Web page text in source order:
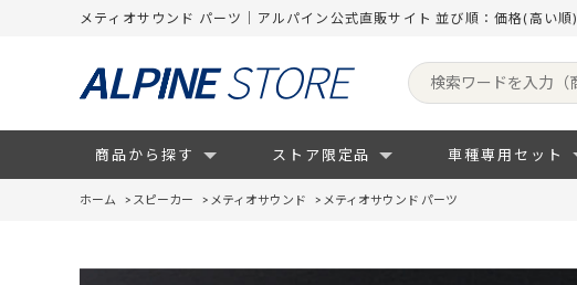
メティオサウンド パーツ｜アルパイン公式直販サイト 並び順：価格(高い順)
商品から探す ストア限定品 車種専用セット
ホーム > スピーカー > メティオサウンド > メティオサウンド パーツ